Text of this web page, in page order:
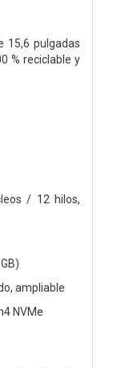
15,6 pulgadas
% reciclable y
/ 12 hilos,
ampliable
NVMe